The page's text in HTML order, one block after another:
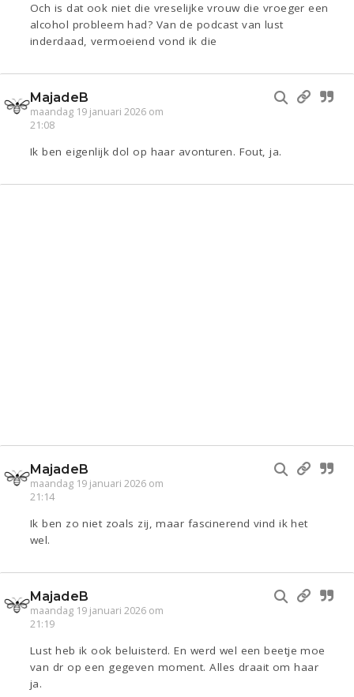
Och is dat ook niet die vreselijke vrouw die vroeger een
alcohol probleem had? Van de podcast van lust
inderdaad, vermoeiend vond ik die
MajadeB
maandag 19 januari 2026 om
21:08
Ik ben eigenlijk dol op haar avonturen. Fout, ja.
MajadeB
maandag 19 januari 2026 om
21:14
Ik ben zo niet zoals zij, maar fascinerend vind ik het
wel.
MajadeB
maandag 19 januari 2026 om
21:19
Lust heb ik ook beluisterd. En werd wel een beetje moe
van dr op een gegeven moment. Alles draait om haar
ja.